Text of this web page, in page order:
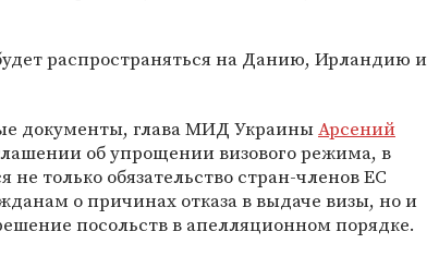
распространяться на Данию, Ирландию и
документы, глава МИД УкраиныАрсений
об упрощении визового режима, в
не только обязательство стран-членов ЕС
о причинах отказа в выдаче визы, но и
посольств в апелляционном порядке.